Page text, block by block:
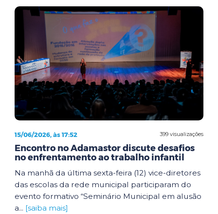
399 visualizações
15/06/2026, às 17:52
Encontro no Adamastor discute desafios
no enfrentamento ao trabalho infantil
Na manhã da última sexta-feira (12) vice-diretores
das escolas da rede municipal participaram do
evento formativo “Seminário Municipal em alusão
a... [saiba mais]